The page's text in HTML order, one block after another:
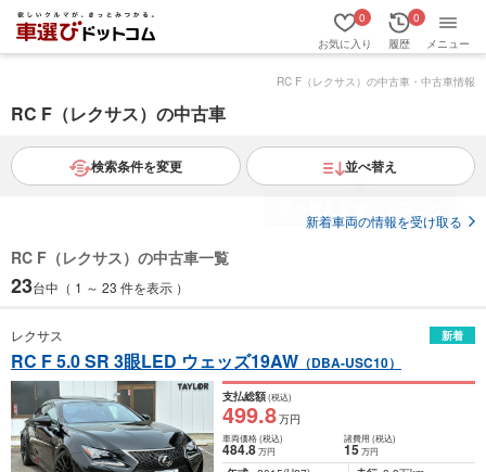
お気に入り
0
履歴
0
メニュー
RC F（レクサス）の中古車・中古車情報
RC F（レクサス）の中古車
検索条件を変更 並べ替え
新着車両の情報を受け取る
RC F（レクサス）の中古車一覧
23台中（ 1 ～ 23 件を表示 ）
レクサス 新着
RC F 5.0 SR 3眼LED ウェッズ19AW （DBA-USC10）
支払総額(税込)
499.8万円
車両価格(税込)
484.8万円
諸費用 (税込)
15 万円